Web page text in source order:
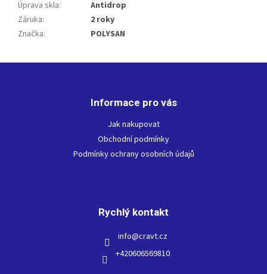
Úprava skla:
Antidrop
Záruka:
2 roky
Značka: POLYSAN
Informace pro vás
Jak nakupovat
Obchodní podmínky
Podmínky ochrany osobních údajů
Rychlý kontakt
info@cravt.cz
+420606569810